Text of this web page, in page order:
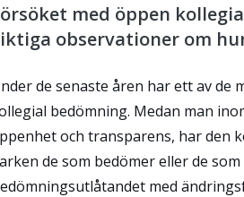
med öppen
observationer om
de senaste åren har ett av de
bedömning. Medan man
och transparens, har den
de som bedömer eller de
med